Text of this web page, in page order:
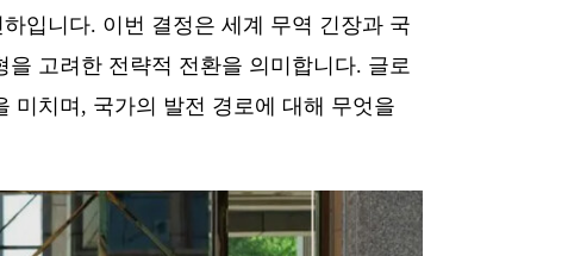
입니다. 이번 결정은 세계 무역 긴장과 국
고려한 전략적 전환을 의미합니다. 글로
미치며, 국가의 발전 경로에 대해 무엇을